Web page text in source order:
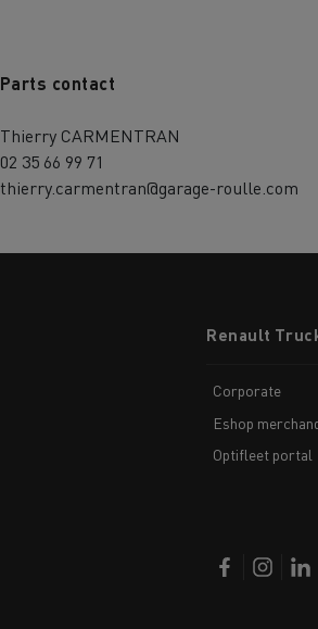
Parts contact
Thierry CARMENTRAN
02 35 66 99 71
thierry.carmentran@garage-roulle.com
menuRenault
Corporate
Eshop
Optifleet portal